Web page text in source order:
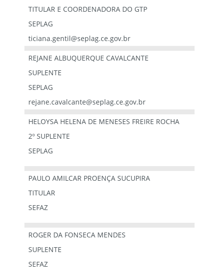
TITULAR E COORDENADORA DO GTP
SEPLAG
ticiana.gentil@seplag.ce.gov.br
REJANE ALBUQUERQUE CAVALCANTE
SUPLENTE
SEPLAG
rejane.cavalcante@seplag.ce.gov.br
HELOYSA HELENA DE MENESES FREIRE ROCHA
2º SUPLENTE
SEPLAG
PAULO AMILCAR PROENÇA SUCUPIRA
TITULAR
SEFAZ
ROGER DA FONSECA MENDES
SUPLENTE
SEFAZ